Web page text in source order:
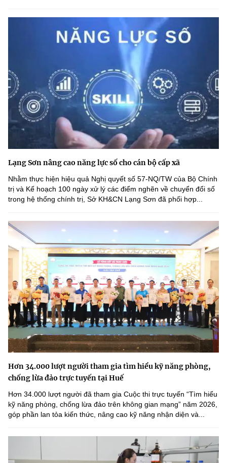
Lạng Sơn nâng cao năng lực số cho cán bộ cấp xã
Nhằm thực hiện hiệu quả Nghị quyết số 57-NQ/TW của Bộ Chính
trị và Kế hoạch 100 ngày xử lý các điểm nghẽn về chuyển đổi số
trong hệ thống chính trị, Sở KH&CN Lạng Sơn đã phối hợp...
Hơn 34.000 lượt người tham gia tìm hiểu kỹ năng phòng,
chống lừa đảo trực tuyến tại Huế
Hơn 34.000 lượt người đã tham gia Cuộc thi trực tuyến “Tìm hiểu
kỹ năng phòng, chống lừa đảo trên không gian mạng” năm 2026,
góp phần lan tỏa kiến thức, nâng cao kỹ năng nhận diện và...